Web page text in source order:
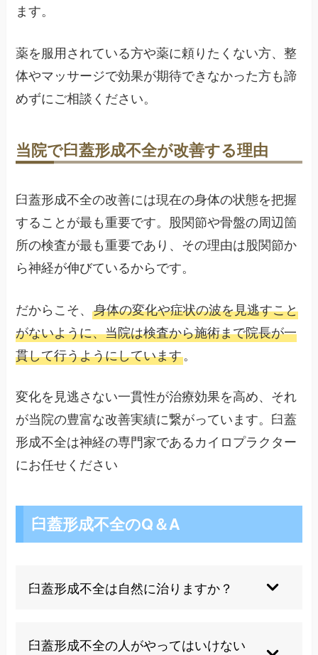
ます。
薬を服用されている方や薬に頼りたくない方、整
体やマッサージで効果が期待できなかった方も諦
めずにご相談ください。
当院で臼蓋形成不全が改善する理由
臼蓋形成不全の改善には現在の身体の状態を把握
することが最も重要です。股関節や骨盤の周辺箇
所の検査が最も重要であり、その理由は股関節か
ら神経が伸びているからです。
だからこそ、身体の変化や症状の波を見逃すこと
がないように、当院は検査から施術まで院長が一
貫して行うようにしています。
変化を見逃さない一貫性が治療効果を高め、それ
が当院の豊富な改善実績に繋がっています。臼蓋
形成不全は神経の専門家であるカイロプラクター
にお任せください
臼蓋形成不全のQ＆A
臼蓋形成不全は自然に治りますか？
癒は期待できません。しかし適切な治療により症
臼蓋形成不全の人がやってはいけない